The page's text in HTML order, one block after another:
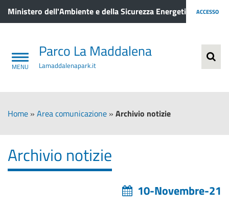
Ministero dell'Ambiente e della Sicurezza Energetica ACCESSO
Parco La Maddalena
Lamaddalenapark.it
Home » Area comunicazione » Archivio notizie
Archivio notizie
10-Novembre-21